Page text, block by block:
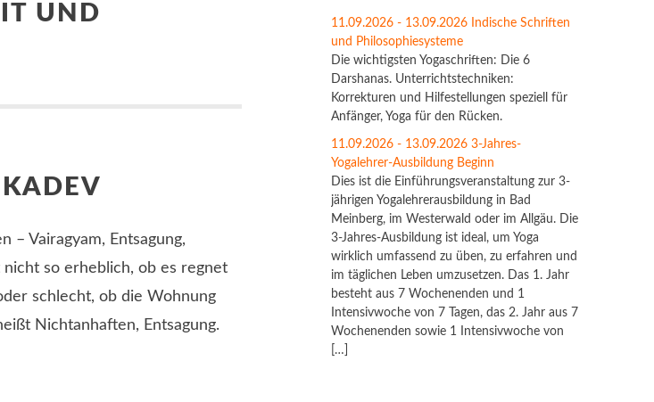
UND
– Vairagyam, Entsagung,
so erheblich, ob es regnet
schlecht, ob die Wohnung
Nichtanhaften, Entsagung.
11.09.2026 - 13.09.2026 Indische Schriften
und Philosophiesysteme
Die wichtigsten Yogaschriften: Die 6
Darshanas. Unterrichtstechniken:
Korrekturen und Hilfestellungen speziell für
Anfänger, Yoga für den Rücken.
11.09.2026 - 13.09.2026 3-Jahres-
Yogalehrer-Ausbildung Beginn
Dies ist die Einführungsveranstaltung zur 3-
jährigen Yogalehrerausbildung in Bad
Meinberg, im Westerwald oder im Allgäu. Die
3-Jahres-Ausbildung ist ideal, um Yoga
wirklich umfassend zu üben, zu erfahren und
im täglichen Leben umzusetzen. Das 1. Jahr
besteht aus 7 Wochenenden und 1
Intensivwoche von 7 Tagen, das 2. Jahr aus 7
Wochenenden sowie 1 Intensivwoche von
[…]